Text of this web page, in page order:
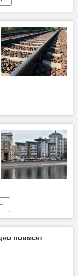
повысят